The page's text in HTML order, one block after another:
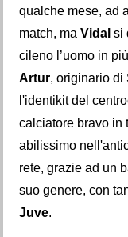
qualche mese, ad
match, ma Vidal si
cileno l’uomo in
Artur, originario di
l'identikit del
calciatore bravo in
abilissimo
rete, grazie ad un
suo genere, con
Juve.